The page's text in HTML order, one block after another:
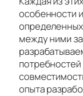
особенности
между ними
опыта